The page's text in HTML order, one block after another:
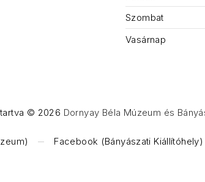
Szombat
Vasárnap
© 2026 Dornyay Béla Múzeum és
Facebook (Bányászati Kiállítóhely)